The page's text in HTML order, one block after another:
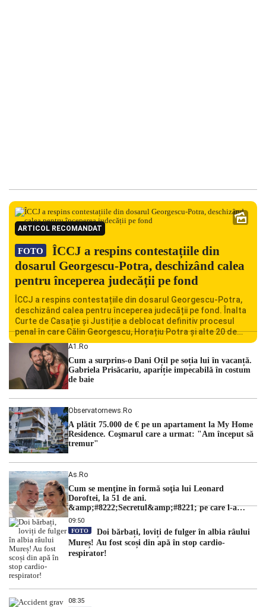
ARTICOL RECOMANDAT
FOTO
ÎCCJ a respins contestațiile din
dosarul Georgescu-Potra, deschizând calea
pentru începerea judecății pe fond
ÎCCJ a respins contestațiile din dosarul Georgescu-Potra,
deschizând calea pentru începerea judecății pe fond. Înalta
Curte de Casație și Justiție a deblocat definitiv procesul
penal în care Călin Georgescu, Horațiu Potra și alte 20 de
persoane sunt acuzați de acțiuni îndreptate împotriva
ordinii constituționale. În ședința din camera preliminară,
judecătorii de la instanța supremă au […]
A1.ro
Cum a surprins-o Dani Oțil pe soția lui în vacanță.
Gabriela Prisăcariu, apariție impecabilă în costum
de baie
Observatornews.ro
A plătit 75.000 de € pe un apartament la My Home
Residence. Coşmarul care a urmat: "Am început să
tremur"
As.ro
Cum se menţine în formă soţia lui Leonard
Doroftei, la 51 de ani.
&amp;#8222;Secretul&amp;#8221; pe care l-a
dezvăluit
09:50
FOTO
Doi bărbați, loviți de fulger în albia râului
Mureș! Au fost scoși din apă în stop cardio-
respirator!
08:35